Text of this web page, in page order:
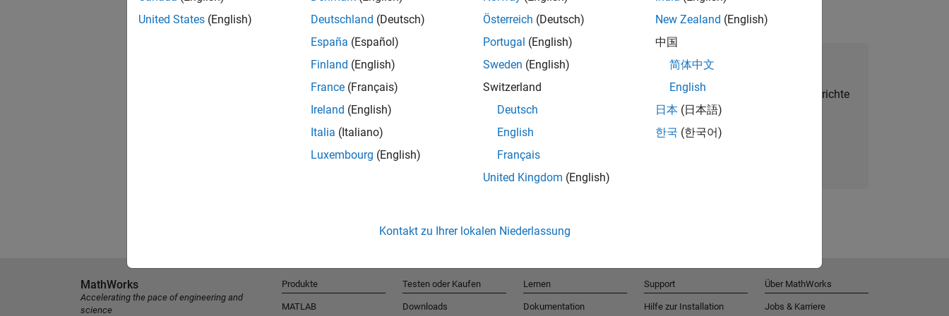
Talent Network beitreten
Erhalten Sie personalisierte Stellenangebote, Berichte
und Unternehmensneuigkeiten.
United States (English)
Deutschland (Deutsch)
España (Español)
Finland (English)
France (Français)
Ireland (English)
Italia (Italiano)
Luxembourg (English)
Österreich (Deutsch)
Portugal (English)
Sweden (English)
Switzerland
Deutsch
English
Français
United Kingdom (English)
New Zealand (English)
中国
简体中文
English
日本 (日本語)
한국 (한국어)
Kontakt zu Ihrer lokalen Niederlassung
MathWorks
Accelerating the pace of engineering and
science
Produkte
MATLAB
Testen oder Kaufen
Downloads
Lernen
Dokumentation
Support
Hilfe zur Installation
Über MathWorks
Jobs & Karriere